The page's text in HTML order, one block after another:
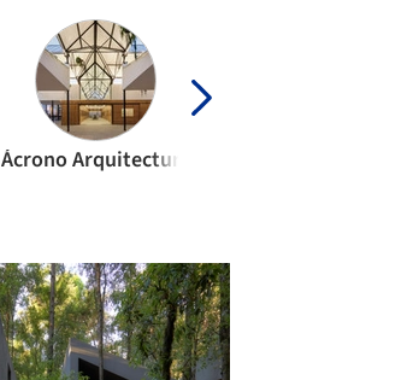
Ácrono Arquitectura